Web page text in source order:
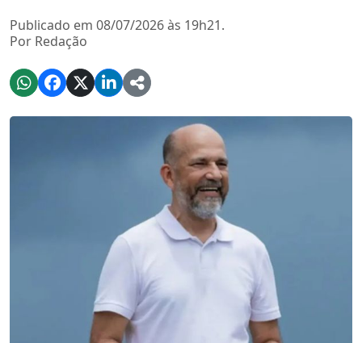
Publicado em 08/07/2026 às 19h21.
Por Redação